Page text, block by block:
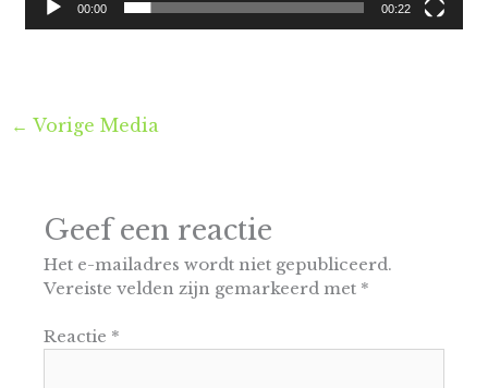
00:00 00:22
← Vorige Media
Geef een reactie
Het e-mailadres wordt niet gepubliceerd.
Vereiste velden zijn gemarkeerd met *
Reactie *